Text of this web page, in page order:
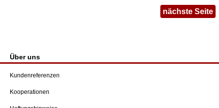
nächste Seite
Über uns
Kundenreferenzen
Kooperationen